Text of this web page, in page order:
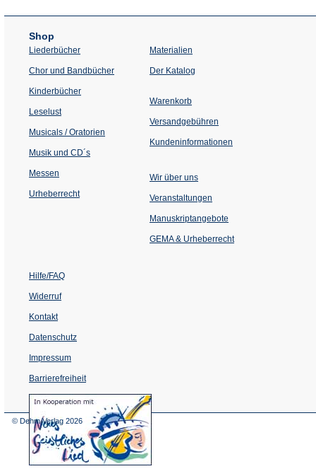
Shop
Liederbücher
Chor und Bandbücher
Kinderbücher
Leselust
Musicals / Oratorien
Musik und CD´s
Messen
Urheberrecht
Materialien
Der Katalog
Warenkorb
Versandgebühren
Kundeninformationen
Wir über uns
Veranstaltungen
einem
Tab)
Manuskriptangebote
GEMA & Urheberrecht
Hilfe/FAQ
Widerruf
Kontakt
Datenschutz
Impressum
Barrierefreiheit
(Öffnet
in
© Dehm Verlag 2026